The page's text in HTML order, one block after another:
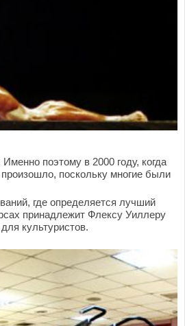
поэтому в 2000 году, когда
поскольку многие были
где определяется лучший
принадлежит Флексу Уиллеру
культуристов.